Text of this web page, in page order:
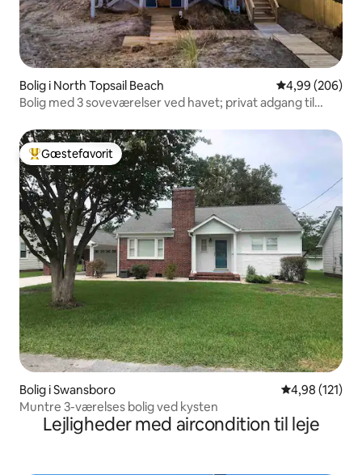
Bolig i North Topsail Beach 4,99 ud af 5 i
4,99 (206)
Bolig med 3 soveværelser ved havet; privat adgang til
Bedste gæstefavorit
Gæstefavorit
Bolig i Swansboro 4,98 ud af 5 i
4,98 (121)
Muntre 3-værelses bolig ved kysten
Lejligheder med aircondition til leje